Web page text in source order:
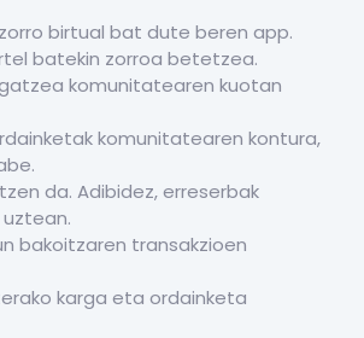
birtual bat dute beren app.
batekin zorroa betetzea.
komunitatearen kuotan
komunitatearen kontura,
da. Adibidez, erreserbak
bakoitzaren transakzioen
karga eta ordainketa